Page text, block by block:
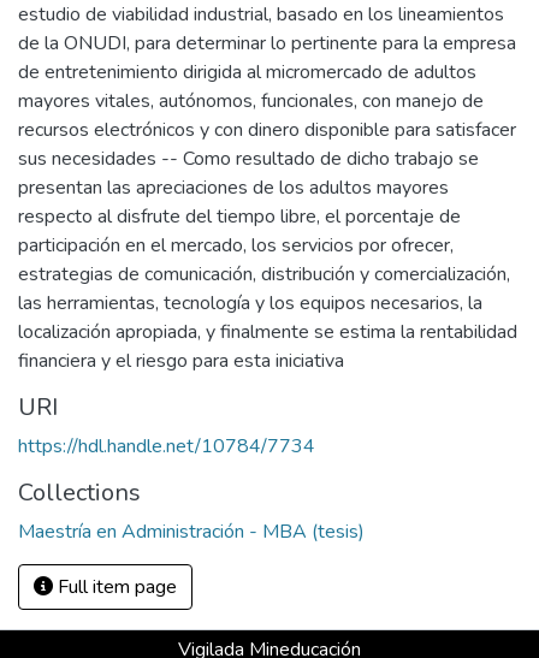
estudio de viabilidad industrial, basado en los lineamientos
de la ONUDI, para determinar lo pertinente para la empresa
de entretenimiento dirigida al micromercado de adultos
mayores vitales, autónomos, funcionales, con manejo de
recursos electrónicos y con dinero disponible para satisfacer
sus necesidades -- Como resultado de dicho trabajo se
presentan las apreciaciones de los adultos mayores
respecto al disfrute del tiempo libre, el porcentaje de
participación en el mercado, los servicios por ofrecer,
estrategias de comunicación, distribución y comercialización,
las herramientas, tecnología y los equipos necesarios, la
localización apropiada, y finalmente se estima la rentabilidad
financiera y el riesgo para esta iniciativa
URI
https://hdl.handle.net/10784/7734
Collections
Maestría en Administración - MBA (tesis)
Full item page
Vigilada Mineducación